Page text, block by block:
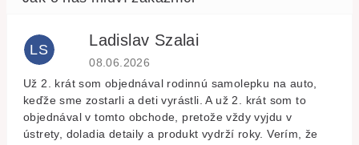
LS
Ladislav Szalai
Hodnocení obchodu je 5 z 5 hvězdiček.
08.06.2026
Už 2. krát som objednával rodinnú samolepku na auto,
keďže sme zostarli a deti vyrástli. A už 2. krát som to
objednával v tomto obchode, pretože vždy vyjdu v
ústrety, doladia detaily a produkt vydrží roky. Verím, že